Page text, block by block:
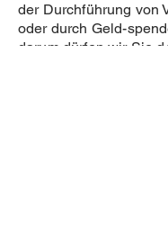
der Durchführung von
oder durch Geld-
darum dürfen wir Sie